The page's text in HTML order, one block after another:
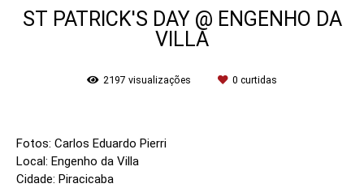
ST PATRICK'S DAY @ ENGENHO DA
VILLA
2197 visualizações 0 curtidas
Fotos: Carlos Eduardo Pierri
Local: Engenho da Villa
Cidade: Piracicaba